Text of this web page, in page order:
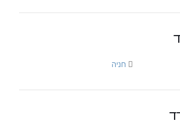
חניה